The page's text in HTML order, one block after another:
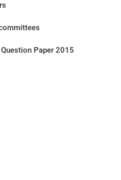
Paper 2015